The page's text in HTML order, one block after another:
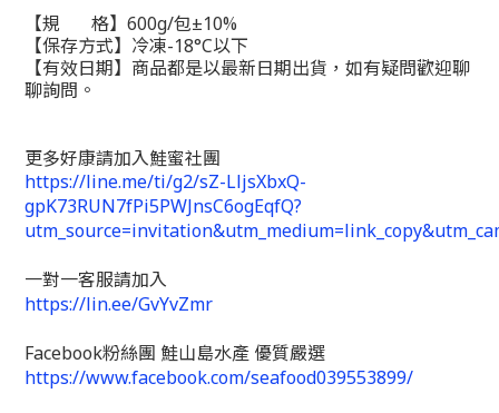
【規       格】600g/包±10%
【保存方式】冷凍-18°C以下
【有效日期】商品都是以最新日期出貨，如有疑問歡迎聊
聊詢問。
更多好康請加入鮭蜜社團
https://line.me/ti/g2/sZ-LljsXbxQ-
gpK73RUN7fPi5PWJnsC6ogEqfQ?
一對一客服請加入
https://lin.ee/GvYvZmr
Facebook粉絲團 鮭山島水產 優質嚴選
https://www.facebook.com/seafood039553899/